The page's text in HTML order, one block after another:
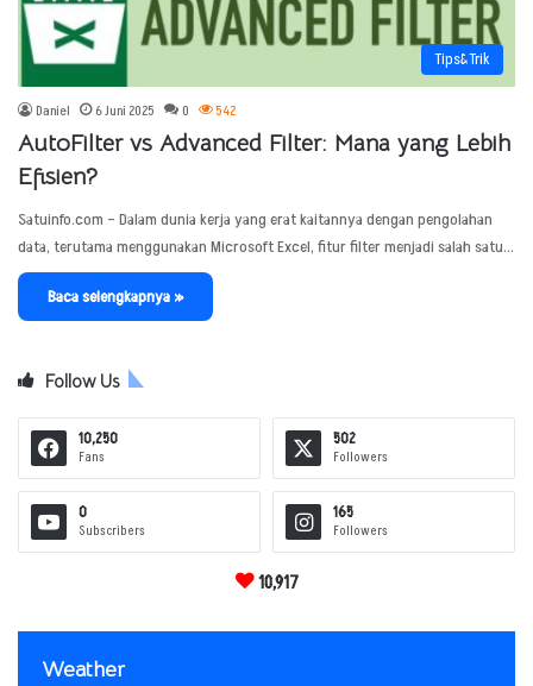
Tips&Trik
Daniel 6 Juni 2025 0 542
AutoFilter vs Advanced Filter: Mana yang Lebih
Efisien?
Satuinfo.com – Dalam dunia kerja yang erat kaitannya dengan pengolahan
data, terutama menggunakan Microsoft Excel, fitur filter menjadi salah satu…
Baca selengkapnya »
Follow Us
10,250
Fans
502
Followers
0
Subscribers
165
Followers
10,917
Weather